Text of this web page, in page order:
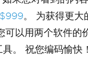
$999。 为获得更
可以用两个软件的
。 祝您编码愉快！